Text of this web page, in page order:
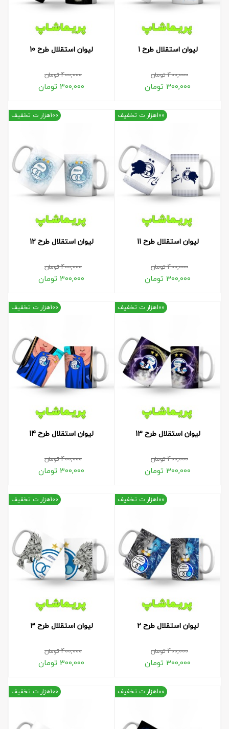
لیوان استقلال طرح 1
400,000تومان
300,000 تومان
لیوان استقلال طرح 10
400,000تومان
300,000 تومان
لیوان استقلال طرح 11
400,000تومان
300,000 تومان
100هزار ت تخفیف
لیوان استقلال طرح 12
400,000تومان
300,000 تومان
100هزار ت تخفیف
لیوان استقلال طرح 13
400,000تومان
300,000 تومان
100هزار ت تخفیف
لیوان استقلال طرح 14
400,000تومان
300,000 تومان
100هزار ت تخفیف
لیوان استقلال طرح 2
400,000تومان
300,000 تومان
100هزار ت تخفیف
لیوان استقلال طرح 3
400,000تومان
300,000 تومان
100هزار ت تخفیف
100هزار ت تخفیف 100هزار ت تخفیف